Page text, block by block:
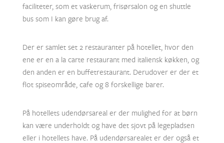
faciliteter, som et vaskerum, frisørsalon og en shuttle
bus som I kan gøre brug af.
Der er samlet set 2 restauranter på hotellet, hvor den
ene er en a la carte restaurant med italiensk køkken, og
den anden er en buffetrestaurant. Derudover er der et
flot spiseområde, cafe og 8 forskellige barer.
På hotellets udendørsareal er der mulighed for at børn
kan være underholdt og have det sjovt på legepladsen
eller i hotellets have. På udendørsarealet er der også et